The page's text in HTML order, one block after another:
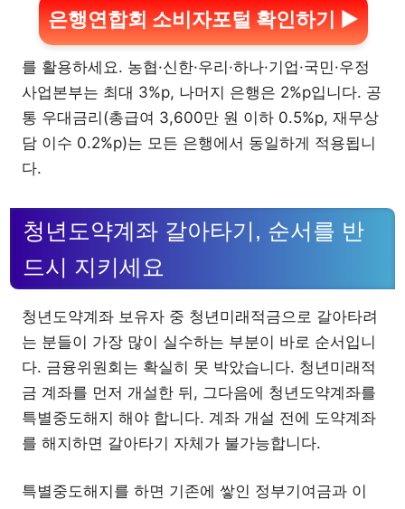
은행연합회 소비자포털 확인하기 ▶
를 활용하세요. 농협·신한·우리·하나·기업·국민·우정
사업본부는 최대 3%p, 나머지 은행은 2%p입니다. 공
통 우대금리(총급여 3,600만 원 이하 0.5%p, 재무상
담 이수 0.2%p)는 모든 은행에서 동일하게 적용됩니
다.
청년도약계좌 갈아타기, 순서를 반
드시 지키세요
청년도약계좌 보유자 중 청년미래적금으로 갈아타려
는 분들이 가장 많이 실수하는 부분이 바로 순서입니
다. 금융위원회는 확실히 못 박았습니다. 청년미래적
금 계좌를 먼저 개설한 뒤, 그다음에 청년도약계좌를
특별중도해지 해야 합니다. 계좌 개설 전에 도약계좌
를 해지하면 갈아타기 자체가 불가능합니다.
특별중도해지를 하면 기존에 쌓인 정부기여금과 이